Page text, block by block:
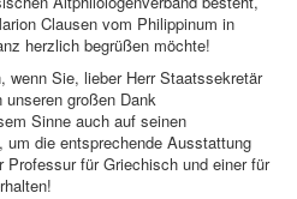
Clausen vom Philippinum in
herzlich begrüßen möchte!
wenn Sie, lieber Herr Staatssekretär
unseren großen Dank
Sinne auch auf seinen
die entsprechende Ausstattung
für Griechisch und einer für